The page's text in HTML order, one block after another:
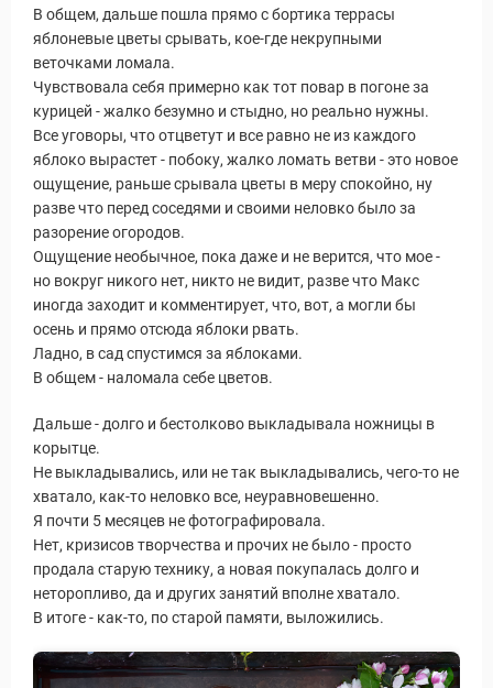
Туры
В общем, дальше пошла прямо с бортика террасы
яблоневые цветы срывать, кое-где некрупными
веточками ломала.
Чувствовала себя примерно как тот повар в погоне за
курицей - жалко безумно и стыдно, но реально нужны.
Все уговоры, что отцветут и все равно не из каждого
яблоко вырастет - побоку, жалко ломать ветви - это новое
ощущение, раньше срывала цветы в меру спокойно, ну
разве что перед соседями и своими неловко было за
разорение огородов.
Ощущение необычное, пока даже и не верится, что мое -
но вокруг никого нет, никто не видит, разве что Макс
иногда заходит и комментирует, что, вот, а могли бы
осень и прямо отсюда яблоки рвать.
Ладно, в сад спустимся за яблоками.
В общем - наломала себе цветов.
Дальше - долго и бестолково выкладывала ножницы в
корытце.
Не выкладывались, или не так выкладывались, чего-то не
хватало, как-то неловко все, неуравновешенно.
Я почти 5 месяцев не фотографировала.
Нет, кризисов творчества и прочих не было - просто
продала старую технику, а новая покупалась долго и
неторопливо, да и других занятий вполне хватало.
В итоге - как-то, по старой памяти, выложились.